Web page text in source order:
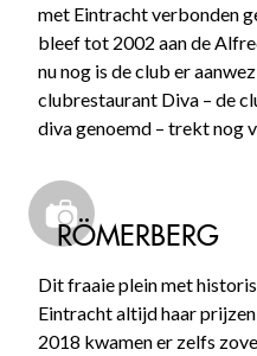
met Eintracht verbonden
bleef tot 2002 aan de
nu nog is de club er
clubrestaurant Diva – de
diva genoemd – trekt nog
RÖMERBERG
Dit fraaie plein met
Eintracht altijd haar
2018 kwamen er zelfs